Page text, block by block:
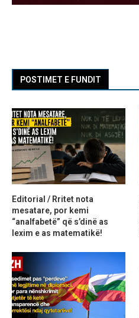
POSTIMET E FUNDIT
Editorial / Rritet nota
mesatare, por kemi
“analfabetë” që s’dinë as
lexim e as matematikë!